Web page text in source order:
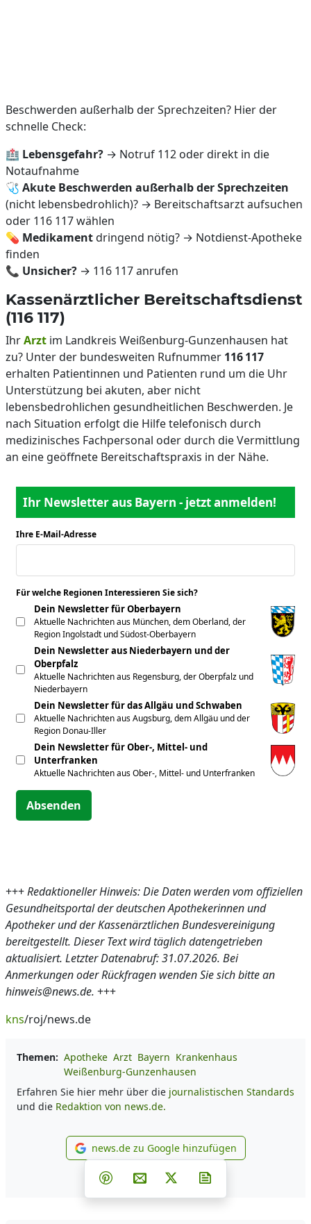
Beschwerden außerhalb der Sprechzeiten? Hier der
schnelle Check:
🏥 Lebensgefahr? → Notruf 112 oder direkt in die
Notaufnahme
🩺 Akute Beschwerden außerhalb der Sprechzeiten
(nicht lebensbedrohlich)? → Bereitschaftsarzt aufsuchen
oder 116 117 wählen
💊 Medikamentdringend nötig? → Notdienst-Apotheke
finden
📞 Unsicher? → 116 117 anrufen
Kassenärztlicher Bereitschaftsdienst
(116 117)
IhrArzt im Landkreis Weißenburg-Gunzenhausen hat
zu? Unter der bundesweiten Rufnummer 116 117
erhalten Patientinnen und Patienten rund um die Uhr
Unterstützung bei akuten, aber nicht
lebensbedrohlichen gesundheitlichen Beschwerden. Je
nach Situation erfolgt die Hilfe telefonisch durch
medizinisches Fachpersonal oder durch die Vermittlung
an eine geöffnete Bereitschaftspraxis in der Nähe.
Ihr Newsletter aus Bayern - jetzt anmelden!
Ihre E-Mail-Adresse
Für welche Regionen Interessieren Sie sich?
Dein Newsletter für Oberbayern
Aktuelle Nachrichten aus München, dem Oberland, der
Region Ingolstadt und Südost-Oberbayern
Dein Newsletter aus Niederbayern und der
Oberpfalz
Aktuelle Nachrichten aus Regensburg, der Oberpfalz und
Niederbayern
Dein Newsletter für das Allgäu und Schwaben
Aktuelle Nachrichten aus Augsburg, dem Allgäu und der
Region Donau-Iller
Dein Newsletter für Ober-, Mittel- und
Unterfranken
Aktuelle Nachrichten aus Ober-, Mittel- und Unterfranken
Absenden
+++Redaktioneller Hinweis: Die Daten werden vom offiziellen
Gesundheitsportal der deutschen Apothekerinnen und
Apotheker und der Kassenärztlichen Bundesvereinigung
bereitgestellt. Dieser Text wird täglich datengetrieben
aktualisiert. Letzter Datenabruf: 31.07.2026. Bei
Anmerkungen oder Rückfragen wenden Sie sich bitte an
hinweis@news.de. +++
kns/roj/news.de
Themen: Apotheke Arzt Bayern Krankenhaus
Weißenburg-Gunzenhausen
Erfahren Sie hier mehr über die journalistischen Standards
und die Redaktion von news.de.
news.de zu Google
news.de zu Google hinzufügen
Teilen auf Facebook
Teilen auf Whatsapp
Teilen auf Telegram
Teilen auf Pinterest
Per E-Mail teilen
Post auf X